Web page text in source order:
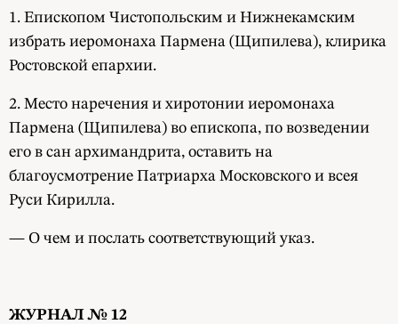
1. Епископом Чистопольским и Нижнекамским
избрать иеромонаха Пармена (Щипилева), клирика
Ростовской епархии.
2. Место наречения и хиротонии иеромонаха
Пармена (Щипилева) во епископа, по возведении
его в сан архимандрита, оставить на
благоусмотрение Патриарха Московского и всея
Руси Кирилла.
— О чем и послать соответствующий указ.
ЖУРНАЛ № 12